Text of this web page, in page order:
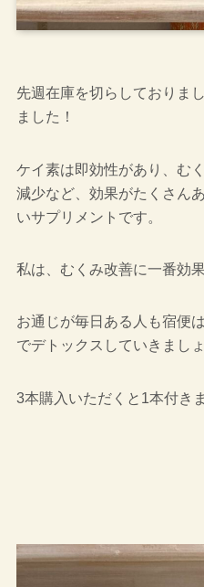
先週在庫を切らしておりま
ました！
ケイ素は即効性があり、む
減少など、効果がたくさん
いサプリメントです。
私は、むくみ改善に一番効
お通じが毎日ある人も宿便
でデトックスしていきましょ
3本購入いただくと1本付き